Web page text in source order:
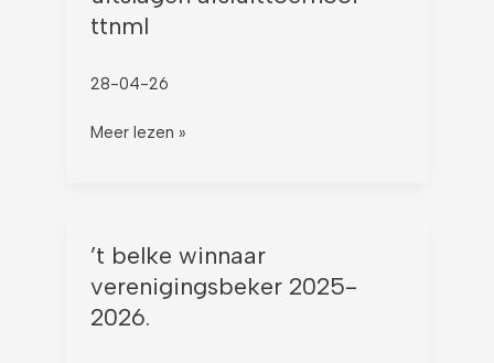
ttnml
28-04-26
afsluittoernooi
ttnml
Meer lezen »
’t belke winnaar
verenigingsbeker 2025-
2026.
’t
winnaar
verenigingsbeker